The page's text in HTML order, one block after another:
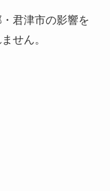
君津市の影響を
せん。